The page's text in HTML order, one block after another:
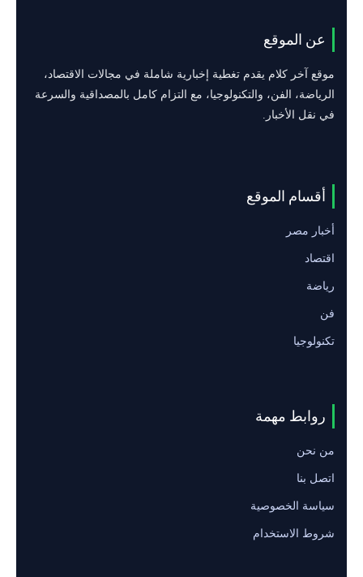
عن الموقع
موقع آخر كلام يقدم تغطية إخبارية شاملة في مجالات الاقتصاد،
الرياضة، الفن، والتكنولوجيا، مع التزام كامل بالمصداقية والسرعة
في نقل الأخبار.
أقسام الموقع
أخبار مصر
اقتصاد
رياضة
فن
تكنولوجيا
روابط مهمة
من نحن
اتصل بنا
سياسة الخصوصية
شروط الاستخدام